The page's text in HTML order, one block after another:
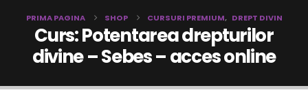
PRIMA PAGINA SHOP CURSURI PREMIUM, DREPT DIVIN
Curs: Potentarea drepturilor
divine – Sebes – acces online